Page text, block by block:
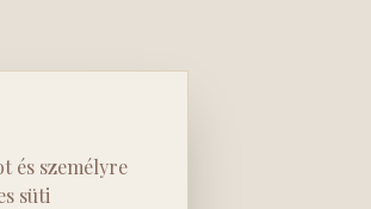
és személyre
süti